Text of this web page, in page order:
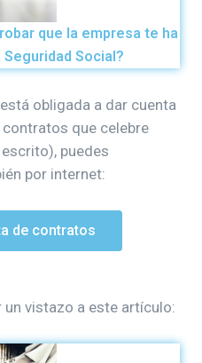
que la empresa te ha
Social?
obligada a dar cuenta
contratos que celebre
puedes
por internet:
de contratos
un vistazo a este artículo: